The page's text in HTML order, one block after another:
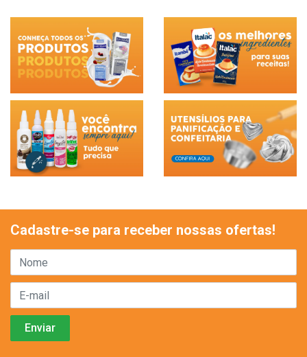
Cadastre-se para receber nossas ofertas!